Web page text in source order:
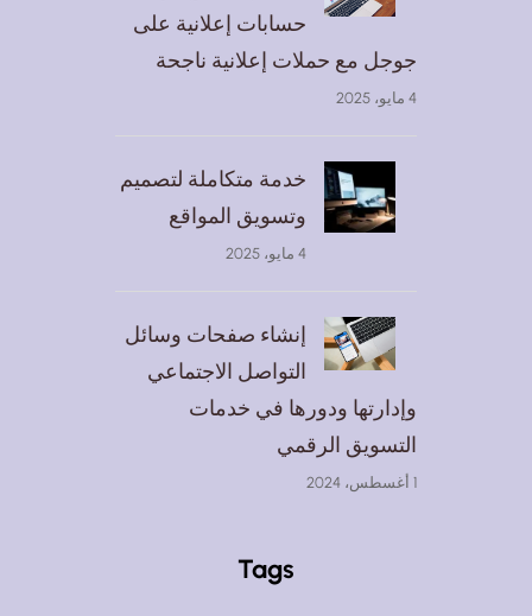
حسابات إعلانية على
جوجل مع حملات إعلانية ناجحة
خدمة متكاملة لتصميم
وتسويق المواقع
إنشاء صفحات وسائل
التواصل الاجتماعي
وإدارتها ودورها في خدمات
التسويق الرقمي
Tags